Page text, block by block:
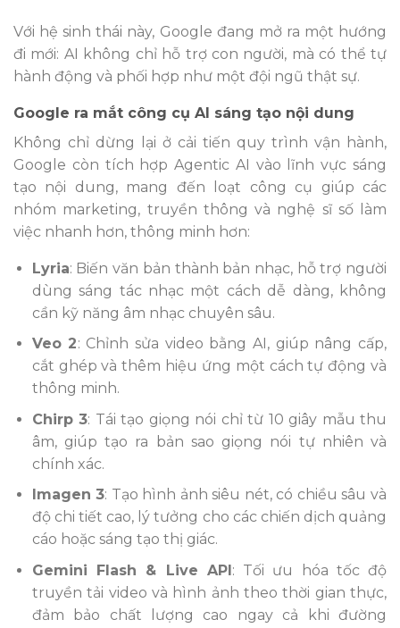
Với hệ sinh thái này, Google đang mở ra một hướng
đi mới: AI không chỉ hỗ trợ con người, mà có thể tự
hành động và phối hợp như một đội ngũ thật sự.
Google ra mắt công cụ AI sáng tạo nội dung
Không chỉ dừng lại ở cải tiến quy trình vận hành,
Google còn tích hợp Agentic AI vào lĩnh vực sáng
tạo nội dung, mang đến loạt công cụ giúp các
nhóm marketing, truyền thông và nghệ sĩ số làm
việc nhanh hơn, thông minh hơn:
Lyria: Biến văn bản thành bản nhạc, hỗ trợ người
dùng sáng tác nhạc một cách dễ dàng, không
cần kỹ năng âm nhạc chuyên sâu.
Veo 2: Chỉnh sửa video bằng AI, giúp nâng cấp,
cắt ghép và thêm hiệu ứng một cách tự động và
thông minh.
Chirp 3: Tái tạo giọng nói chỉ từ 10 giây mẫu thu
âm, giúp tạo ra bản sao giọng nói tự nhiên và
chính xác.
Imagen 3: Tạo hình ảnh siêu nét, có chiều sâu và
độ chi tiết cao, lý tưởng cho các chiến dịch quảng
cáo hoặc sáng tạo thị giác.
Gemini Flash & Live API: Tối ưu hóa tốc độ
truyền tải video và hình ảnh theo thời gian thực,
đảm bảo chất lượng cao ngay cả khi đường